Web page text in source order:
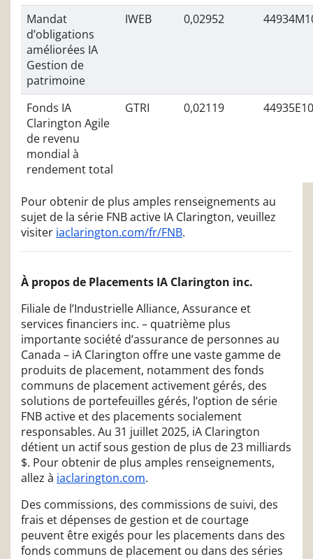
Mandat
d’obligations
améliorées IA
Gestion de
patrimoine
IWEB 0,02952
Fonds IA
Clarington Agile
de revenu
mondial à
rendement total
GTRI 0,02119
Pour obtenir de plus amples renseignements au
sujet de la série FNB active IA Clarington, veuillez
visiter iaclarington.com/fr/FNB.
À propos de Placements IA Clarington inc.
Filiale de l’Industrielle Alliance, Assurance et
services financiers inc. – quatrième plus
importante société d’assurance de personnes au
Canada – iA Clarington offre une vaste gamme de
produits de placement, notamment des fonds
communs de placement activement gérés, des
solutions de portefeuilles gérés, l’option de série
FNB active et des placements socialement
responsables. Au 31 juillet 2025, iA Clarington
détient un actif sous gestion de plus de 23 milliards
$. Pour obtenir de plus amples renseignements,
allez à iaclarington.com.
Des commissions, des commissions de suivi, des
frais et dépenses de gestion et de courtage
peuvent être exigés pour les placements dans des
fonds communs de placement ou dans des séries